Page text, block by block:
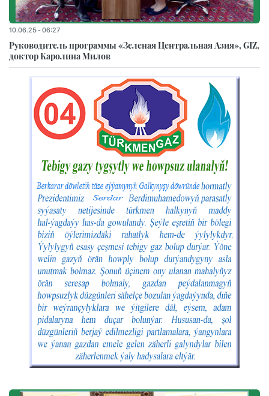
10.06.25 - 06:27
Руководитель программы «Зеленая Центральная Азия», GIZ,
доктор Каролина Милов